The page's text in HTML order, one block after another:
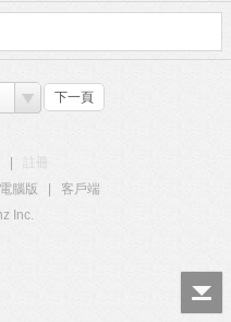
下一頁
電腦版
客戶端
Inc.